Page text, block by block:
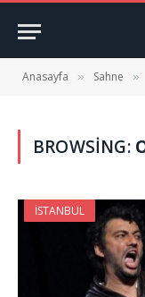
Anasayfa » Sahne »
BROWSING:
İSTANBUL